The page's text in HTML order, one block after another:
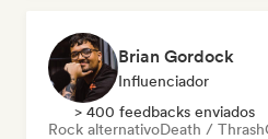
Brian Gordock
Influenciador
> 400 feedbacks enviados
Rock alternativoDeath / Thrash